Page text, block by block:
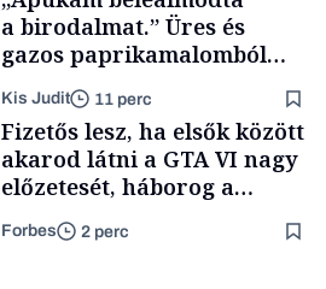
a birodalmat.” Üres és
gazos paprikamalomból
lett az igazi családi
fűszersztori
Kis Judit 11 perc
Fizetős lesz, ha elsők között
akarod látni a GTA VI nagy
előzetesét, háborog a
gamer közösség
Forbes 2 perc